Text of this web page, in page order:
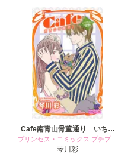
Cafe南青山骨董通り いち…
プリンセス・コミックス プチプ…
琴川彩